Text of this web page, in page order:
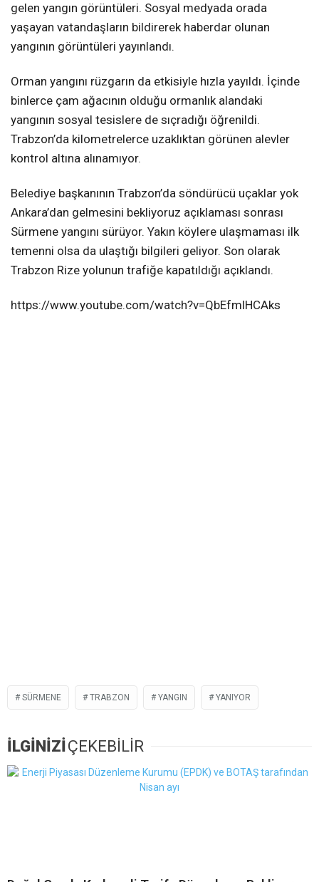
gelen yangın görüntüleri. Sosyal medyada orada
yaşayan vatandaşların bildirerek haberdar olunan
yangının görüntüleri yayınlandı.
Orman yangını rüzgarın da etkisiyle hızla yayıldı. İçinde
binlerce çam ağacının olduğu ormanlık alandaki
yangının sosyal tesislere de sıçradığı öğrenildi.
Trabzon’da kilometrelerce uzaklıktan görünen alevler
kontrol altına alınamıyor.
Belediye başkanının Trabzon’da söndürücü uçaklar yok
Ankara’dan gelmesini bekliyoruz açıklaması sonrası
Sürmene yangını sürüyor. Yakın köylere ulaşmaması ilk
temenni olsa da ulaştığı bilgileri geliyor. Son olarak
Trabzon Rize yolunun trafiğe kapatıldığı açıklandı.
https://www.youtube.com/watch?v=QbEfmlHCAks
SÜRMENE TRABZON YANGIN YANIYOR
İLGİNİZİ ÇEKEBİLİR